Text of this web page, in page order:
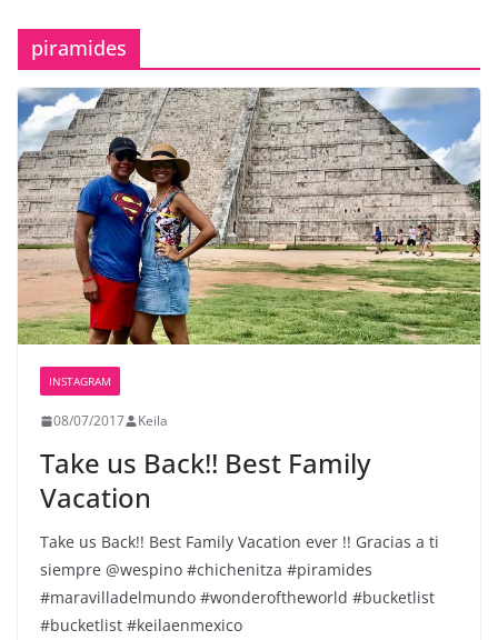
piramides
INSTAGRAM
08/07/2017 Keila
Take us Back!! Best Family
Vacation
Take us Back!! Best Family Vacation ever !! Gracias a ti
siempre @wespino #chichenitza #piramides
#maravilladelmundo #wonderoftheworld #bucketlist
#bucketlist #keilaenmexico